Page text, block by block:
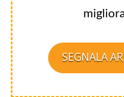
SEGNALA